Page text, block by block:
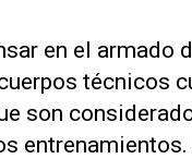
en el armado
técnicos
son